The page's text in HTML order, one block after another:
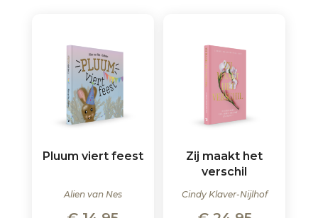
Pluum viert feest
Alien van Nes
Zij maakt het
verschil
Cindy Klaver-Nijlhof